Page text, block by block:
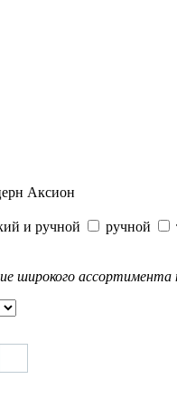
Аксион
и ручной ручной
широкого ассортимента